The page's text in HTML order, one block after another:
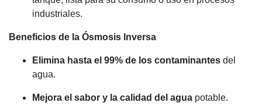
industriales.
Beneficios de la Ósmosis Inversa
Elimina hasta el 99% de los contaminantes del
agua.
Mejora el sabor y la calidad del agua potable.